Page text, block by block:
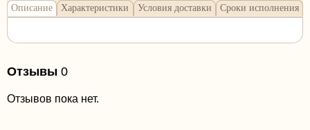
Описание Характеристики Условия доставки Сроки исполнения
Отзывы 0
Отзывов пока нет.